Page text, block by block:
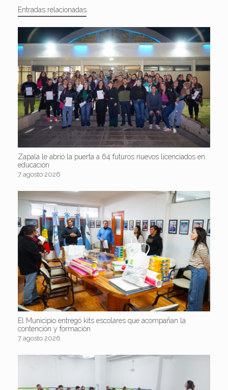
Entradas relacionadas
Zapala le abrió la puerta a 64 futuros nuevos licenciados en
educación
7 agosto 2026
El Municipio entregó kits escolares que acompañan la
contención y formación
7 agosto 2026